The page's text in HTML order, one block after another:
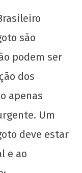
são
podem ser
dos
apenas
Um
deve estar
e ao